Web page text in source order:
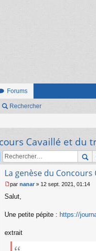
Forums
Rechercher
Cavaillé et du
La genèse du
e
s
e
n
par nanar » 12 sept. 2021, 01:14
Salut,
Une petite pépite : https://
extrait